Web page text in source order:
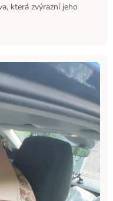
která zvýrazní jeho